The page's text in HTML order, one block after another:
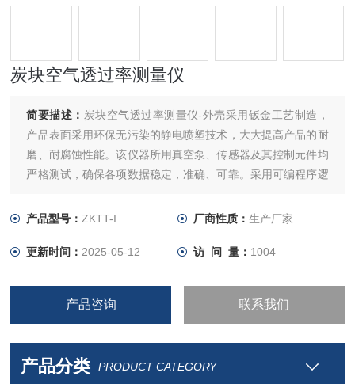
炭块空气透过率测量仪
简要描述： 炭块空气透过率测量仪-外壳采用钣金工艺制造，
产品表面采用环保无污染的静电喷塑技术，大大提高产品的耐
磨、耐腐蚀性能。该仪器所用真空泵、传感器及其控制元件均
严格测试，确保各项数据稳定，准确、可靠。采用可编程序逻
软件可实现远程监控和数据分析。便捷的人机交互界面、高精
产品型号：ZKTT-I 厂商性质： 生产厂家
更新时间： 2025-05-12 访 问 量： 1004
产品咨询 联系我们
产品分类 PRODUCT CATEGORY